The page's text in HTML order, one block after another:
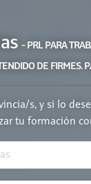
- PRL PARA
DE FIRMES.
s, y si lo
tu formación